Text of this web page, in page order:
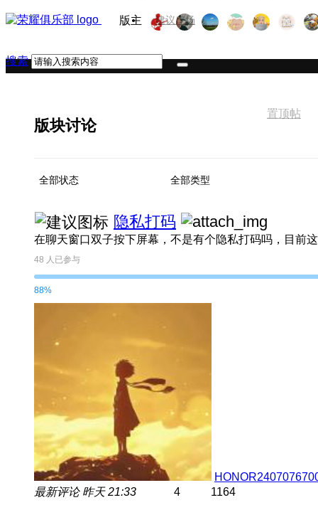
建议广场
搜索
版主
版块讨论
置顶帖
全部状态 全部类型
隐私打码
48 人已参与
88%
最新评论 昨天 21:33 4 1164